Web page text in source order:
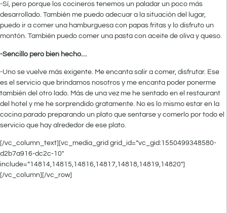
-Sí, pero porque los cocineros tenemos un paladar un poco más
desarrollado. También me puedo adecuar a la situación del lugar,
puedo ir a comer una hamburguesa con papas fritas y lo disfruto un
montón. También puedo comer una pasta con aceite de oliva y queso.
-Sencillo pero bien hecho…
-Uno se vuelve más exigente. Me encanta salir a comer, disfrutar. Ese
es el servicio que brindamos nosotros y me encanta poder ponerme
también del otro lado. Más de una vez me he sentado en el restaurant
del hotel y me he sorprendido gratamente. No es lo mismo estar en la
cocina parado preparando un plato que sentarse y comerlo por todo el
servicio que hay alrededor de ese plato.
[/vc_column_text][vc_media_grid grid_id=”vc_gid:1550499348580-
d2b7a916-dc2c-10″
include=”14814,14815,14816,14817,14818,14819,14820″]
[/vc_column][/vc_row]